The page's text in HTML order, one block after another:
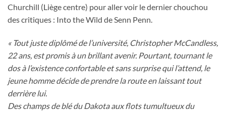
Churchill (Liège centre) pour aller voir le dernier chouchou
des critiques : Into the Wild de Senn Penn.
« Tout juste diplômé de l’université, Christopher McCandless,
22 ans, est promis à un brillant avenir. Pourtant, tournant le
dos à l’existence confortable et sans surprise qui l’attend, le
jeune homme décide de prendre la route en laissant tout
derrière lui.
Des champs de blé du Dakota aux flots tumultueux du